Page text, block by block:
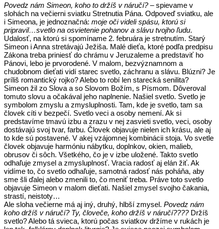
Povedz nám Simeon, koho to držíš v náručí?– spievame v
slohách na večierni sviatku Stretnutia Pána. Odpoveď sviatku, ale
i Simeona, je jednoznačná: moje oči videli spásu, ktorú si
pripravil…svetlo na osvietenie pohanov a slávu tvojho ľudu.
Udalosť, na ktorú si spomíname 2. februára je stretnutím. Starý
Simeon i Anna stretávajú Ježiša. Malé dieťa, ktoré podľa predpisu
Zákona treba priniesť do chrámu v Jeruzaleme a predstaviť ho
Pánovi, lebo je prvorodené. V malom, bezvýznamnom a
chudobnom dieťati vidí starec svetlo, záchranu a slávu. Blúzni? Je
príliš romantický rojko? Alebo to robí len starecká senilita?
Simeon žil zo Slova a so Slovom Božím, s Písmom. Dôveroval
tomuto slovu a očakával jeho naplnenie. Našiel svetlo. Svetlo je
symbolom zmyslu a zmysluplnosti. Tam, kde je svetlo, tam sa
človek cíti v bezpečí. Svetlo veci a osoby nemení. Ak si
predstavíme tmavú izbu a zrazu v nej zasvieti svetlo, veci, osoby
dostávajú svoj tvar, farbu. Človek objavuje nielen ich krásu, ale aj
to kde sú postavené. V akej vzájomnej kombinácii stoja. Vo svetle
človek objavuje harmóniu nábytku, doplnkov, okien, malieb,
obrusov či sôch. Všetkého, čo je v izbe uložené. Takto svetlo
odhaľuje zmysel a zmysluplnosť. Vracia radosť aj elán žiť. Ak
vidíme to, čo svetlo odhaľuje, samotná radosť nás poháňa, aby
sme šli ďalej alebo zmenili to, čo meniť treba. Práve toto svetlo
objavuje Simeon v malom dieťati. Našiel zmysel svojho čakania,
strastí, neistoty…
Ale sloha večierne má aj iný, druhý, hlbší zmysel. Povedz nám
koho držíš v náručí? Ty, človeče, koho držíš v náručí????Držíš
svetlo? Alebo tá svieca, ktorú počas sviatkov držíme v rukách je